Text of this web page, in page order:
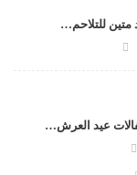
متين للتلاحم…
عيد العرش…